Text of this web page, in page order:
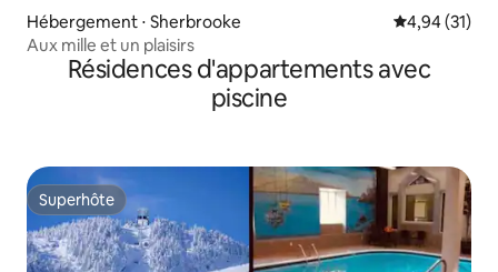
Hébergement ⋅ Sherbrooke Évaluation
4,94 (31)
Aux mille et un plaisirs
Résidences d'appartements avec
piscine
Superhôte
Superhôte